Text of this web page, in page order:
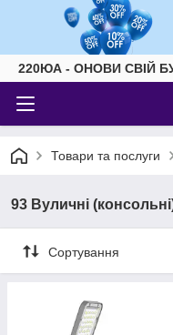
220ЮА - ОНОВИ СВІЙ
Товари та послуги
93 Вуличні
Сортування